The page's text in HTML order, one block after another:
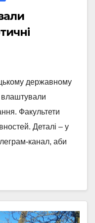
державному
влаштували
Факультети
Деталі – у
канал, аби